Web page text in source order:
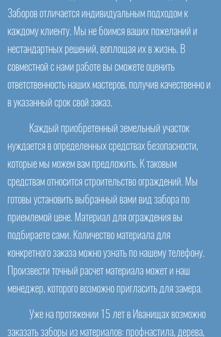
Заборов отличается индивидуальным подходом к
каждому клиенту. Мы не боимся ваших пожеланий и
нестандартных решений, воплощая их в жизнь. В
совместной с нами работе вы сможете оценить
ответственность наших мастеров, получив качественно и
в указанный срок свой заказ.
Каждый приобретенный земельный участок
нуждается в определенных средствах безопасности,
которые мы можем вам предложить. К таковым
средствам относится строительство ограждений. Мы
готовы установить выбранный вами вид забора по
приемлемой цене. Материал для ограждения вы
подбираете сами. Количество материала для
конкретного заказа можно узнать по нашему телефону.
Произвести точный расчет материала может и наш
менеджер, которого возможно пригласить для замера.
Уже на протяжении 15 лет в Иванищах возможно
заказать заборы из материалов: профнастила, дерева,